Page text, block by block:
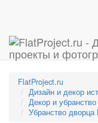
FlatProject.ru
Дизайн и декор
Декор и
Убранство